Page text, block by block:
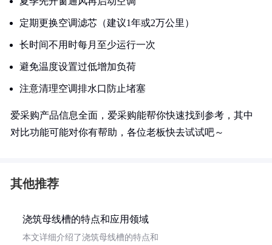
定期更换空调滤芯（建议1年或2万公里）
长时间不用时每月至少运行一次
避免温度设置过低增加负荷
注意清理空调排水口防止堵塞
爱采购产品信息全面，爱采购能帮你快速找到参考，其中
对比功能可能对你有帮助，各位老板快去试试吧～
其他推荐
浇筑母线槽的特点和应用领域
本文详细介绍了浇筑母线槽的特点和